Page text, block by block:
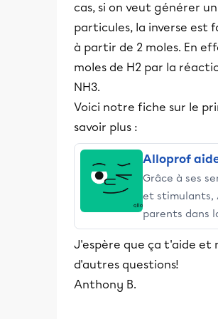
cas, si on veut générer
particules, la inverse est
à partir de 2 moles. En
moles de H2 par la
NH3.
Voici notre fiche sur le
savoir plus :
Alloprof
Grâce à ses
et stimulants,
parents dans
J'espère que ça t'aide et
d'autres questions!
Anthony B.